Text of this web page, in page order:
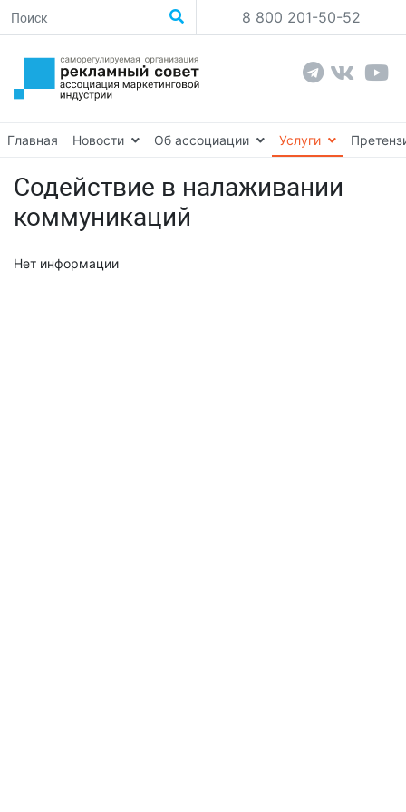
8 800 201-50-52
Главная Новости Об ассоциации Услуги
Содействие в налаживании
коммуникаций
Нет информации